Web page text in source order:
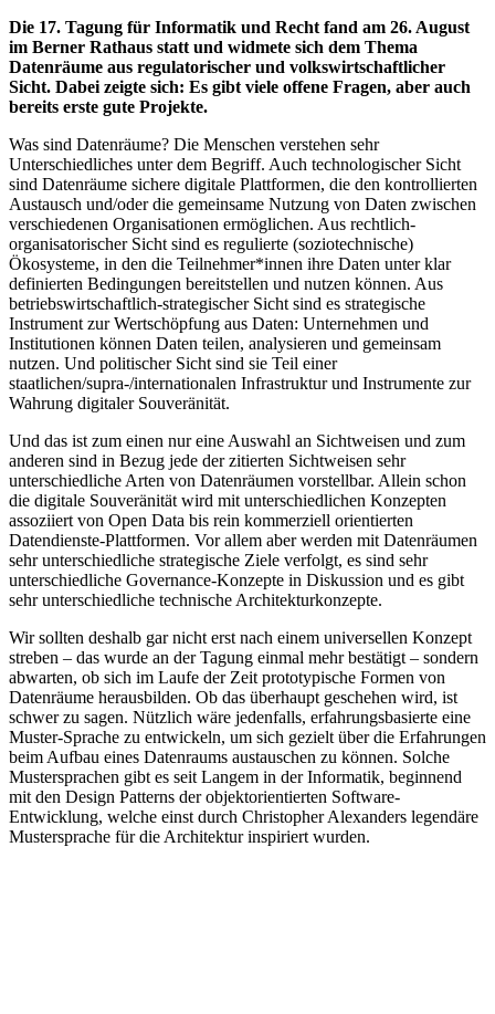
Die 17. Tagung für Informatik und Recht fand am 26. August
im Berner Rathaus statt und widmete sich dem Thema
Datenräume aus regulatorischer und volkswirtschaftlicher
Sicht. Dabei zeigte sich: Es gibt viele offene Fragen, aber auch
bereits erste gute Projekte.
Was sind Datenräume? Die Menschen verstehen sehr
Unterschiedliches unter dem Begriff. Auch technologischer Sicht
sind Datenräume sichere digitale Plattformen, die den kontrollierten
Austausch und/oder die gemeinsame Nutzung von Daten zwischen
verschiedenen Organisationen ermöglichen. Aus rechtlich-
organisatorischer Sicht sind es regulierte (soziotechnische)
Ökosysteme, in den die Teilnehmer*innen ihre Daten unter klar
definierten Bedingungen bereitstellen und nutzen können. Aus
betriebswirtschaftlich-strategischer Sicht sind es strategische
Instrument zur Wertschöpfung aus Daten: Unternehmen und
Institutionen können Daten teilen, analysieren und gemeinsam
nutzen. Und politischer Sicht sind sie Teil einer
staatlichen/supra-/internationalen Infrastruktur und Instrumente zur
Wahrung digitaler Souveränität.
Und das ist zum einen nur eine Auswahl an Sichtweisen und zum
anderen sind in Bezug jede der zitierten Sichtweisen sehr
unterschiedliche Arten von Datenräumen vorstellbar. Allein schon
die digitale Souveränität wird mit unterschiedlichen Konzepten
assoziiert von Open Data bis rein kommerziell orientierten
Datendienste-Plattformen. Vor allem aber werden mit Datenräumen
sehr unterschiedliche strategische Ziele verfolgt, es sind sehr
unterschiedliche Governance-Konzepte in Diskussion und es gibt
sehr unterschiedliche technische Architekturkonzepte.
Wir sollten deshalb gar nicht erst nach einem universellen Konzept
streben – das wurde an der Tagung einmal mehr bestätigt – sondern
abwarten, ob sich im Laufe der Zeit prototypische Formen von
Datenräume herausbilden. Ob das überhaupt geschehen wird, ist
schwer zu sagen. Nützlich wäre jedenfalls, erfahrungsbasierte eine
Muster-Sprache zu entwickeln, um sich gezielt über die Erfahrungen
beim Aufbau eines Datenraums austauschen zu können. Solche
Mustersprachen gibt es seit Langem in der Informatik, beginnend
mit den Design Patterns der objektorientierten Software-
Entwicklung, welche einst durch Christopher Alexanders legendäre
Mustersprache für die Architektur inspiriert wurden.